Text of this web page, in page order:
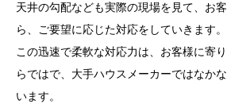
天井の勾配なども実際の現場を見て、お
ら、ご要望に応じた対応をしていきます。
この迅速で柔軟な対応力は、お客様に寄
らではで、大手ハウスメーカーではなか
います。